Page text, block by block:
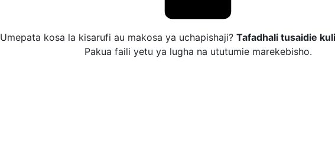
Umepata kosa la kisarufi au makosa ya uchapishaji? Tafadhali tusaidie
Pakua faili yetu ya lugha na ututumie marekebisho.